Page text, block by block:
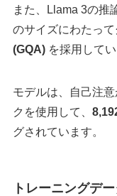
また、Llama 3の推
のサイズにわたって
(GQA) を採用してい
モデルは、自己注
クを使用して、
グされています。
トレーニングデー